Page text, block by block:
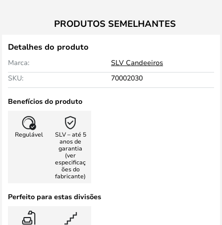
PRODUTOS SEMELHANTES
Detalhes do produto
Marca:
SLV Candeeiros
SKU:
70002030
Benefícios do produto
Regulável
SLV – até 5
anos de
garantia
(ver
especificaç
ões do
fabricante)
Perfeito para estas divisões